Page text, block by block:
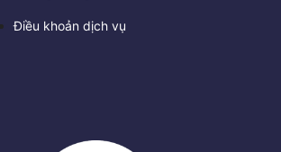
Điều khoản dịch vụ